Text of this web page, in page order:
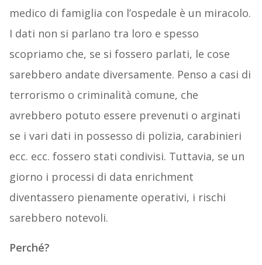
medico di famiglia con l’ospedale è un miracolo.
I dati non si parlano tra loro e spesso
scopriamo che, se si fossero parlati, le cose
sarebbero andate diversamente. Penso a casi di
terrorismo o criminalità comune, che
avrebbero potuto essere prevenuti o arginati
se i vari dati in possesso di polizia, carabinieri
ecc. ecc. fossero stati condivisi. Tuttavia, se un
giorno i processi di data enrichment
diventassero pienamente operativi, i rischi
sarebbero notevoli.
Perché?